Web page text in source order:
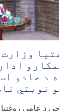
د حادو
نوبتي
د عامې روغتيا